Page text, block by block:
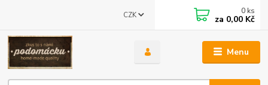
Menu
CZK 0 ks
za 0,00 Kč